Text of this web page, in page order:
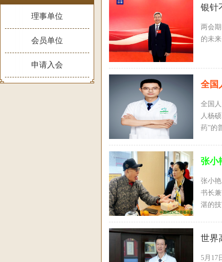
理事单位
会员单位
申请入会
银针
两会
的未
全国
全国
人杨
药”的
张小
张小
书长
湛的
世界
5月17